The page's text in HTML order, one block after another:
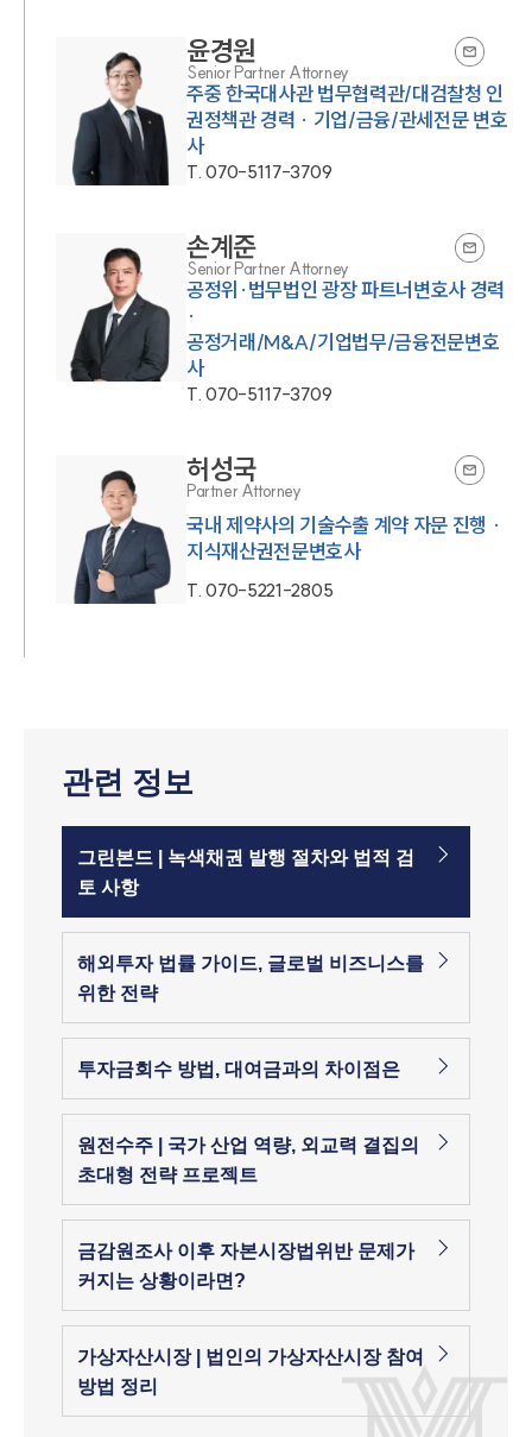
윤경원
Senior Partner Attorney
주중 한국대사관 법무협력관/대검찰청 인
권정책관 경력 · 기업/금융/관세전문 변호
사
T.070-5117-3709
손계준
Senior Partner Attorney
공정위·법무법인 광장 파트너변호사 경력
·
공정거래/M&A/기업법무/금융전문변호
사
T.070-5117-3709
허성국
Partner Attorney
국내 제약사의 기술수출 계약 자문 진행 ·
지식재산권전문변호사
T.070-5221-2805
관련 정보
그린본드 | 녹색채권 발행 절차와 법적 검
토 사항
해외투자 법률 가이드, 글로벌 비즈니스를
위한 전략
투자금회수 방법, 대여금과의 차이점은
원전수주 | 국가 산업 역량, 외교력 결집의
초대형 전략 프로젝트
금감원조사 이후 자본시장법위반 문제가
커지는 상황이라면?
가상자산시장 | 법인의 가상자산시장 참여
방법 정리